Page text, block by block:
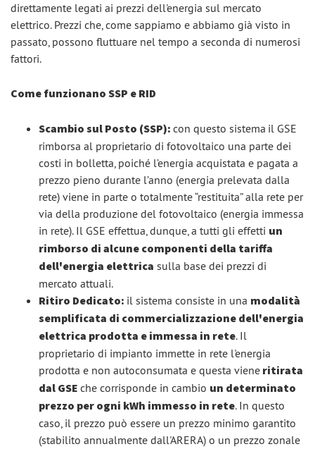
direttamente legati ai prezzi dell'energia sul mercato
elettrico. Prezzi che, come sappiamo e abbiamo già visto in
passato, possono fluttuare nel tempo a seconda di numerosi
fattori.
Come funzionano SSP e RID
Scambio sul Posto (SSP): con questo sistema il GSE
rimborsa al proprietario di fotovoltaico una parte dei
costi in bolletta, poiché l’energia acquistata e pagata a
prezzo pieno durante l’anno (energia prelevata dalla
rete) viene in parte o totalmente “restituita” alla rete per
via della produzione del fotovoltaico (energia immessa
in rete). Il GSE effettua, dunque, a tutti gli effetti un
rimborso di alcune componenti della tariffa
dell'energia elettrica sulla base dei prezzi di
mercato attuali.
Ritiro Dedicato: il sistema consiste in una modalità
semplificata di commercializzazione dell'energia
elettrica prodotta e immessa in rete. Il
proprietario di impianto immette in rete l'energia
prodotta e non autoconsumata e questa viene ritirata
dal GSE che corrisponde in cambio un determinato
prezzo per ogni kWh immesso in rete. In questo
caso, il prezzo può essere un prezzo minimo garantito
(stabilito annualmente dall'ARERA) o un prezzo zonale